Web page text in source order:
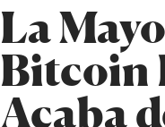
La
Bitcoin
Acaba